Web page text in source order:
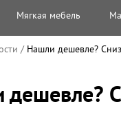
Мягкая мебель
/ Нашли дешевле?